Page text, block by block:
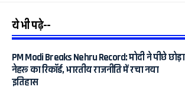
ये भी पढ़े--
PM Modi Breaks Nehru Record: मोदी ने पीछे छोड़ा
नेहरू का रिकॉर्ड, भारतीय राजनीति में रचा नया
इतिहास